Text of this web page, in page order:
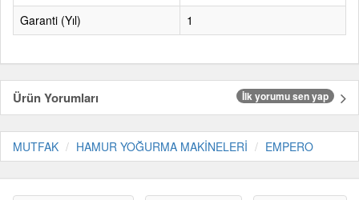
Garanti (Yıl)
1
Ürün Yorumları İlk yorumu sen yap
MUTFAK HAMUR YOĞURMA MAKİNELERİ EMPERO